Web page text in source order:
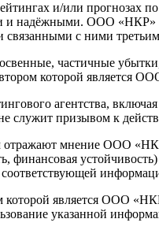
и/или прогнозах по
надёжными. ООО «НКР»
связанными с ними
частичные
которой является
агентства,
служит призывом к
мнение ООО
финансовая
является ООО
указанной